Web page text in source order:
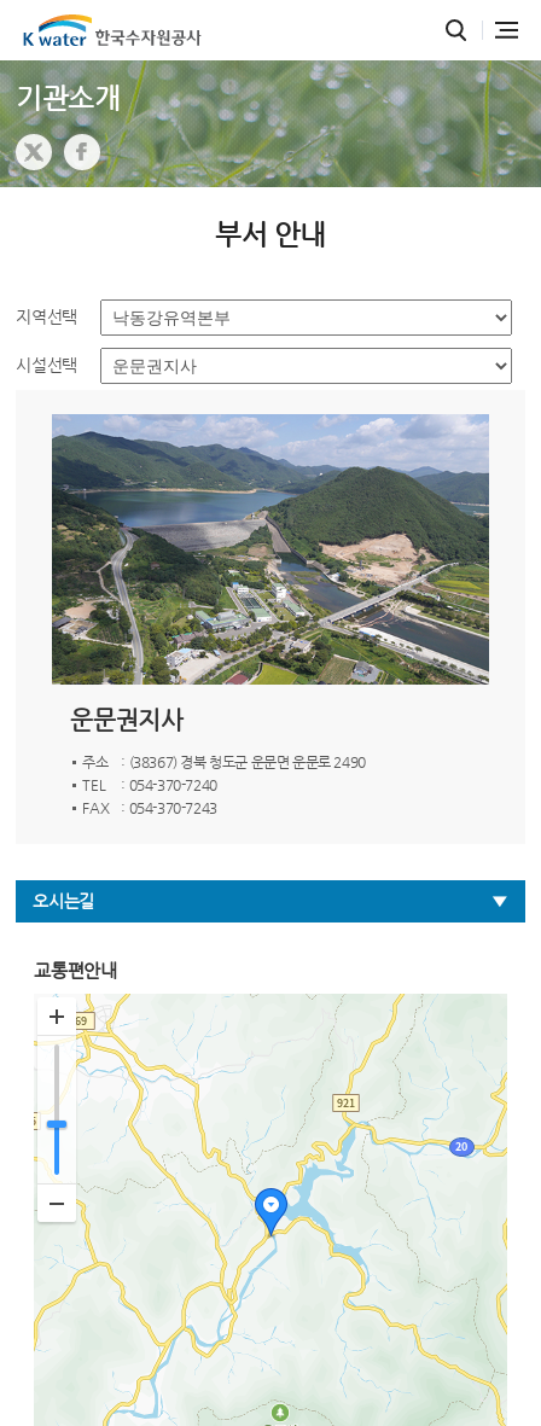
기관소개
부서 안내
지역선택
시설선택
운문권지사
주소
: (38367) 경북 청도군 운문면 운문로 2490
TEL
: 054-370-7240
FAX
: 054-370-7243
오시는길
교통편안내